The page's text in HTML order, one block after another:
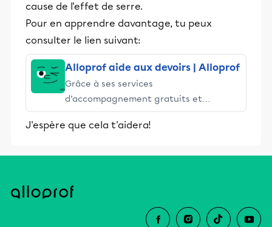
cause de l'effet de serre.
Pour en apprendre davantage, tu peux
consulter le lien suivant:
Alloprof aide aux devoirs | Alloprof
Grâce à ses services
d’accompagnement gratuits et
stimulants, Alloprof engage les élèves
et leurs parents dans la réussite
J'espère que cela t'aidera!